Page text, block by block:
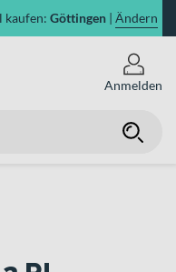
kaufen: Göttingen | Ändern
Anmelden